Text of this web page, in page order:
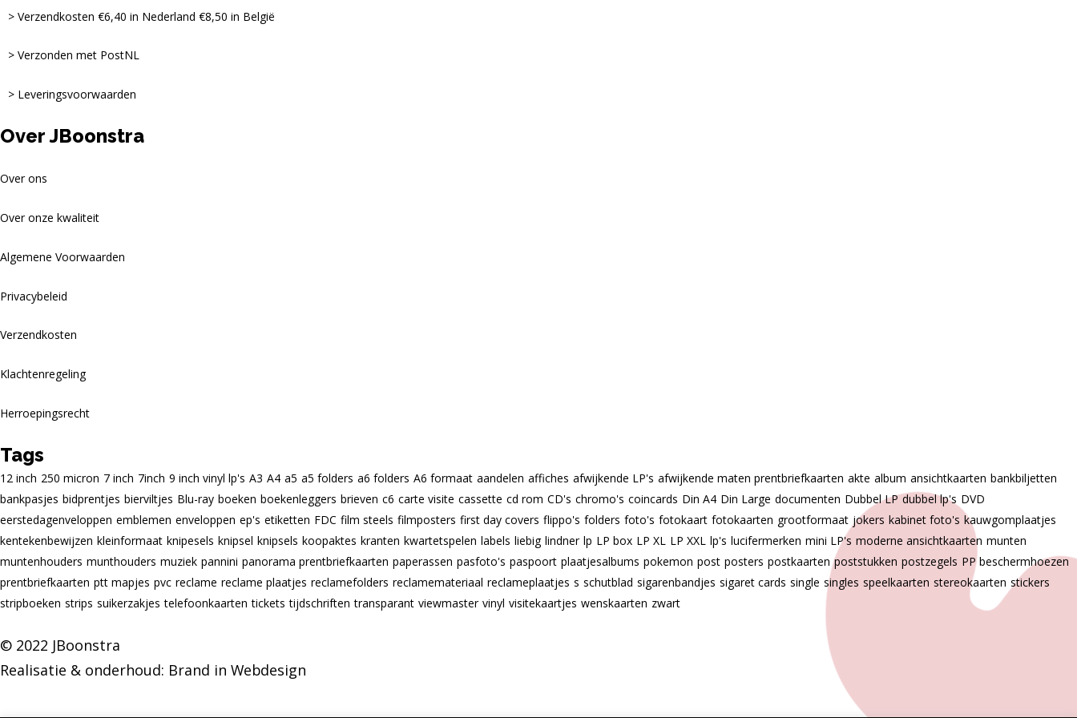
Verzendkosten €6,40 in Nederland €8,50 in België
Verzonden met PostNL
Leveringsvoorwaarden
Over JBoonstra
Over ons
Over onze kwaliteit
Algemene Voorwaarden
Privacybeleid
Verzendkosten
Klachtenregeling
Herroepingsrecht
Tags
12 inch 250 micron 7 inch 7inch 9 inch vinyl lp's A3 A4 a5 a5 folders a6 folders A6 formaat aandelen affiches afwijkende LP's afwijkende maten prentbriefkaarten akte album ansichtkaarten bankbiljetten
bankpasjes bidprentjes bierviltjes Blu-ray boeken boekenleggers brieven c6 carte visite cassette cd rom CD's chromo's coincards Din A4 Din Large documenten Dubbel LP dubbel lp's DVD
eerstedagenveloppen emblemen enveloppen ep's etiketten FDC film steels filmposters first day covers flippo's folders foto's fotokaart fotokaarten grootformaat jokers kabinet foto's kauwgomplaatjes
kentekenbewijzen kleinformaat knipesels knipsel knipsels koopaktes kranten kwartetspelen labels liebig lindner lp LP box LP XL LP XXL lp's lucifermerken mini LP's moderne ansichtkaarten munten
muntenhouders munthouders muziek pannini panorama prentbriefkaarten paperassen pasfoto's paspoort plaatjesalbums pokemon post posters postkaarten poststukken postzegels PP beschermhoezen
prentbriefkaarten ptt mapjes pvc reclame reclame plaatjes reclamefolders reclamemateriaal reclameplaatjes s schutblad sigarenbandjes sigaret cards single singles speelkaarten stereokaarten stickers
stripboeken strips suikerzakjes telefoonkaarten tickets tijdschriften transparant viewmaster vinyl visitekaartjes wenskaarten zwart
© 2022 JBoonstra
Realisatie & onderhoud: Brand in Webdesign